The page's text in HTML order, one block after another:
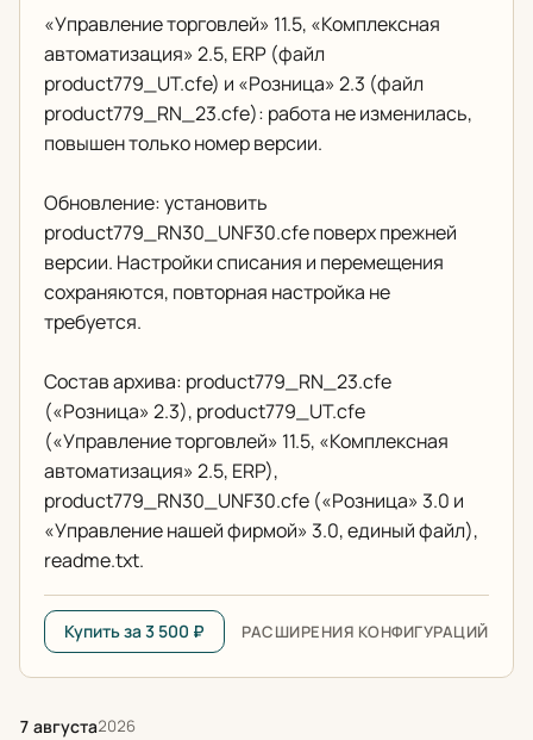
«Управление торговлей» 11.5, «Комплексная
автоматизация» 2.5, ERP (файл
product779_UT.cfe) и «Розница» 2.3 (файл
product779_RN_23.cfe): работа не изменилась,
повышен только номер версии.
Обновление: установить
product779_RN30_UNF30.cfe поверх прежней
версии. Настройки списания и перемещения
сохраняются, повторная настройка не
требуется.
Состав архива: product779_RN_23.cfe
(«Розница» 2.3), product779_UT.cfe
(«Управление торговлей» 11.5, «Комплексная
автоматизация» 2.5, ERP),
product779_RN30_UNF30.cfe («Розница» 3.0 и
«Управление нашей фирмой» 3.0, единый файл),
readme.txt.
Купить за 3 500 ₽ РАСШИРЕНИЯ КОНФИГУРАЦИЙ
7 августа2026